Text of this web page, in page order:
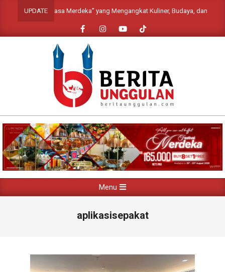
UPDATE
Nasional “Rasa Merdeka” yang Mengangkat Kuliner, Budaya, dan
Navigation
Menu
aplikasisepakat